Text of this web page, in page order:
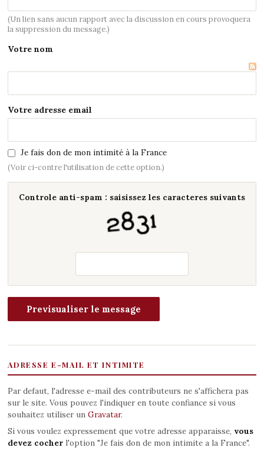
(Un lien sans aucun rapport avec la discussion en cours provoquera
la suppression du message.)
Votre nom
Votre adresse email
Je fais don de mon intimité à la France
(Voir ci-contre l'utilisation de cette option.)
Controle anti-spam : saisissez les caracteres suivants
ADRESSE E-MAIL ET INTIMITE
Par defaut, l'adresse e-mail des contributeurs ne s'affichera pas
sur le site. Vous pouvez l'indiquer en toute confiance si vous
souhaitez utiliser un Gravatar.
Si vous voulez expressement que votre adresse apparaisse, vous
devez cocherl'option "Je fais don de mon intimite a la France".